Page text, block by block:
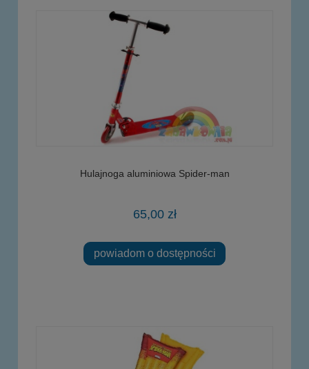
Hulajnoga aluminiowa Spider-man
65,00 zł
powiadom o dostępności